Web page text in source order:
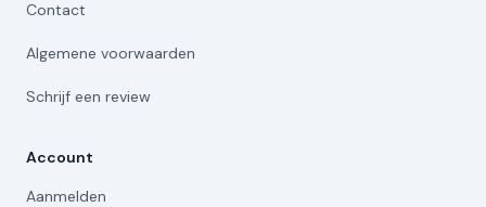
Contact
Algemene voorwaarden
Schrijf een review
Account
Aanmelden